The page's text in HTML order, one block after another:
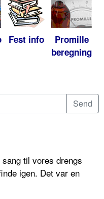
Fest info
Promille
beregning
til vores drengs
igen. Det var en